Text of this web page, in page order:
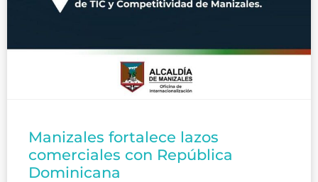
Manizales fortalece lazos
comerciales con República
Dominicana